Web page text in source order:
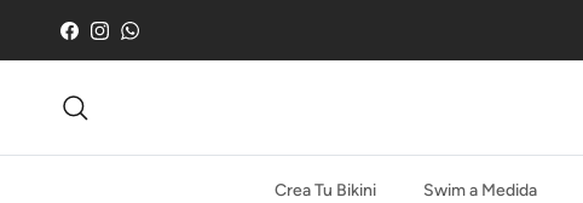
Facebook
InstagramWhatsApp
Crea Tu Bikini Swim a Medida